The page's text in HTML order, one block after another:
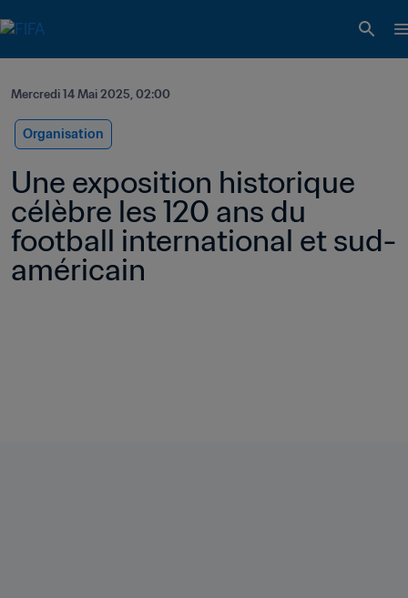
Mercredi 14 Mai 2025, 02:00
Organisation
Une exposition historique
célèbre les 120 ans du
football international et sud-
américain